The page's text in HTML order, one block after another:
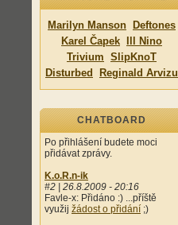
Marilyn Manson
Deftones
Karel Čapek
Ill Nino
Trivium SlipKnoT
Disturbed
Reginald Arvizu
CHATBOARD
Po přihlášení budete moci
přidávat zprávy.
K.o.R.n-ik
#2 | 26.8.2009 - 20:16
Favle-x: Přidáno :) ...příště
využij žádost o přidání ;)